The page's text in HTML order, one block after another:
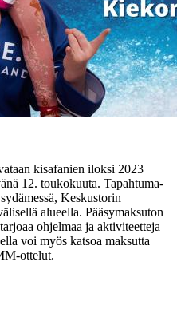
kisafanien iloksi 2023
12. toukokuuta. Tapahtuma-
Keskustorin
alueella. Pääsymaksuton
ohjelmaa ja aktiviteetteja
voi myös katsoa maksutta
ottelut.